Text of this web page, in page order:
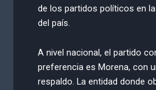
de los partidos políticos en
del país.
A nivel nacional, el partido
preferencia es Morena, con
respaldo. La entidad donde